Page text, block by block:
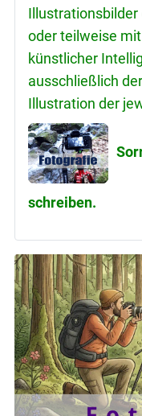
Illustrationsbilder
oder teilweise
künstlicher
ausschließlich
Illustration der
schreiben.